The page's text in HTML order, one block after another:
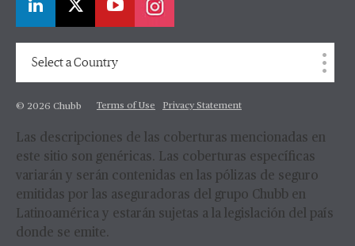
Select a Country
© 2026 Chubb Terms of Use Privacy Statement
Las descripciones de las coberturas mencionadas en
este sitio son genéricas. Las coberturas específicas
variarán y serán contenidas en las pólizas de seguro
emitidas por las aseguradoras del grupo Chubb en
Latinoamérica y estarán sujetas a la legislación del país
donde se emite.